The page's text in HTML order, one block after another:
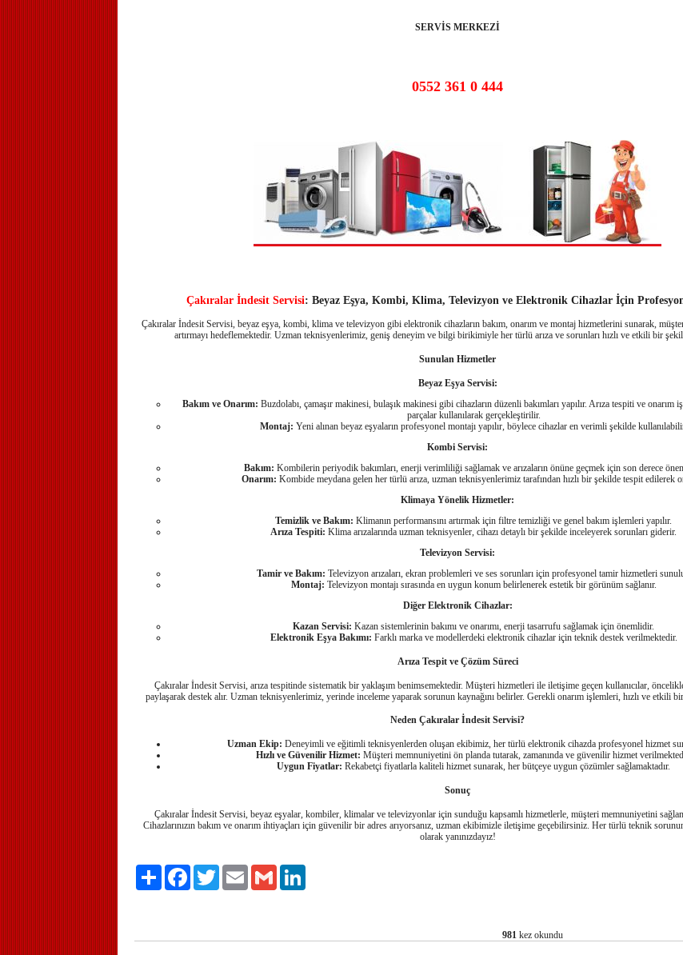
SERVİS MERKEZİ
0552 361 0 444
Çakıralar İndesit Servisi: Beyaz Eşya, Kombi, Klima, Televizyon ve Elektronik Cihazlar İçin
Çakıralar İndesit Servisi, beyaz eşya, kombi, klima ve televizyon gibi elektronik cihazların bakım, onarım ve montaj hizmetlerini sunarak,
artırmayı hedeflemektedir. Uzman teknisyenlerimiz, geniş deneyim ve bilgi birikimiyle her türlü arıza ve sorunları hızlı ve etkili bir
Sunulan Hizmetler
Beyaz Eşya Servisi:
Bakım ve Onarım: Buzdolabı, çamaşır makinesi, bulaşık makinesi gibi cihazların düzenli bakımları yapılır. Arıza tespiti ve
parçalar kullanılarak gerçekleştirilir.
Montaj: Yeni alınan beyaz eşyaların profesyonel montajı yapılır, böylece cihazlar en verimli şekilde
Kombi Servisi:
Bakım: Kombilerin periyodik bakımları, enerji verimliliği sağlamak ve arızaların önüne geçmek için son derece
Onarım: Kombide meydana gelen her türlü arıza, uzman teknisyenlerimiz tarafından hızlı bir şekilde tespit edilerek
Klimaya Yönelik Hizmetler:
Temizlik ve Bakım: Klimanın performansını artırmak için filtre temizliği ve genel bakım işlemleri yapılır.
Arıza Tespiti: Klima arızalarında uzman teknisyenler, cihazı detaylı bir şekilde inceleyerek sorunları giderir.
Televizyon Servisi:
Tamir ve Bakım: Televizyon arızaları, ekran problemleri ve ses sorunları için profesyonel tamir hizmetleri
Montaj: Televizyon montajı sırasında en uygun konum belirlenerek estetik bir görünüm sağlanır.
Diğer Elektronik Cihazlar:
Kazan Servisi: Kazan sistemlerinin bakımı ve onarımı, enerji tasarrufu sağlamak için önemlidir.
Elektronik Eşya Bakımı: Farklı marka ve modellerdeki elektronik cihazlar için teknik destek verilmektedir.
Arıza Tespit ve Çözüm Süreci
Çakıralar İndesit Servisi, arıza tespitinde sistematik bir yaklaşım benimsemektedir. Müşteri hizmetleri ile iletişime geçen kullanıcılar,
paylaşarak destek alır. Uzman teknisyenlerimiz, yerinde inceleme yaparak sorunun kaynağını belirler. Gerekli onarım işlemleri, hızlı ve etkili
Neden Çakıralar İndesit Servisi?
Uzman Ekip: Deneyimli ve eğitimli teknisyenlerden oluşan ekibimiz, her türlü elektronik cihazda profesyonel hizmet
Hızlı ve Güvenilir Hizmet: Müşteri memnuniyetini ön planda tutarak, zamanında ve güvenilir hizmet
Uygun Fiyatlar: Rekabetçi fiyatlarla kaliteli hizmet sunarak, her bütçeye uygun çözümler sağlamaktadır.
Sonuç
Çakıralar İndesit Servisi, beyaz eşyalar, kombiler, klimalar ve televizyonlar için sunduğu kapsamlı hizmetlerle, müşteri memnuniyetini
Cihazlarınızın bakım ve onarım ihtiyaçları için güvenilir bir adres arıyorsanız, uzman ekibimizle iletişime geçebilirsiniz. Her türlü teknik
olarak yanınızdayız!
Paylaş FacebookTwitter Email Gmail
981 kez okundu